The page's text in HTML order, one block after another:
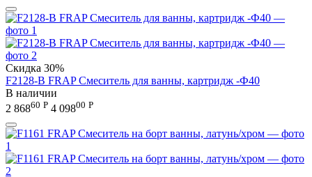
Скидка 30%
F2128-B FRAP Смеситель для ванны, картридж -Ф40
В наличии
2 86860 Р 4 09800 Р